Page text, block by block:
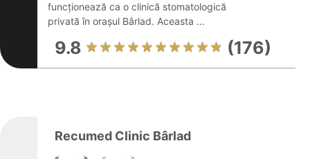
funcționează ca o clinică stomatologică
privată în orașul Bârlad. Aceasta ...
9.8 (176)
Recumed Clinic Bârlad